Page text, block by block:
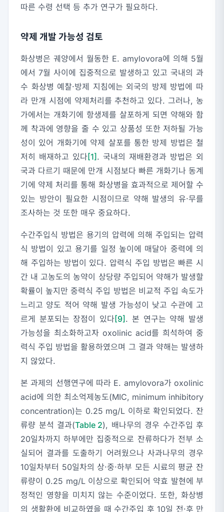
따른 수령 선택 등 추가 연구가 필요하다.
약제 개발 가능성 검토
화상병은 궤양에서 월동한 E. amylovora에 의해 5월
에서 7월 사이에 집중적으로 발생하고 있고 국내의 과
수 화상병 예찰·방제 지침에는 외국의 방제 방법에 따
라 만개 시점에 약제처리를 추천하고 있다. 그러나, 농
가에서는 개화기에 항생제를 살포하게 되면 약해와 함
께 착과에 영향을 줄 수 있고 상품성 또한 저하될 가능
성이 있어 개화기에 약제 살포를 통한 방제 방법은 철
저히 배재하고 있다[1]. 국내의 재배환경과 방법은 외
국과 다르기 때문에 만개 시점보다 빠른 개화기나 동계
기에 약제 처리를 통해 화상병을 효과적으로 제어할 수
있는 방안이 필요한 시점이므로 약해 발생의 유·무를
조사하는 것 또한 매우 중요하다.
수간주입식 방법은 용기의 압력에 의해 주입되는 압력
식 방법이 있고 용기를 일정 높이에 매달아 중력에 의
해 주입하는 방법이 있다. 압력식 주입 방법은 빠른 시
간 내 고농도의 농약이 상당량 주입되어 약해가 발생할
확률이 높지만 중력식 주입 방법은 비교적 주입 속도가
느리고 양도 적어 약해 발생 가능성이 낮고 수관에 고
르게 분포되는 장점이 있다[9]. 본 연구는 약해 발생
가능성을 최소화하고자 oxolinic acid를 희석하여 중
력식 주입 방법을 활용하였으며 그 결과 약해는 발생하
지 않았다.
본 과제의 선행연구에 따라 E. amylovora가 oxolinic
acid에 의한 최소억제농도(MIC, minimum inhibitory
concentration)는 0.25 mg/L 이하로 확인되었다. 잔
류량 분석 결과(Table 2), 배나무의 경우 수간주입 후
20일차까지 하부에만 집중적으로 잔류하다가 전부 소
실되어 결과를 도출하기 어려웠으나 사과나무의 경우
10일차부터 50일차의 상·중·하부 모든 시료의 평균 잔
류량이 0.25 mg/L 이상으로 확인되어 약효 발현에 부
정적인 영향을 미치지 않는 수준이었다. 또한, 화상병
의 생활환에 비교하였을 때 수간주입 후 10일 전·후 만